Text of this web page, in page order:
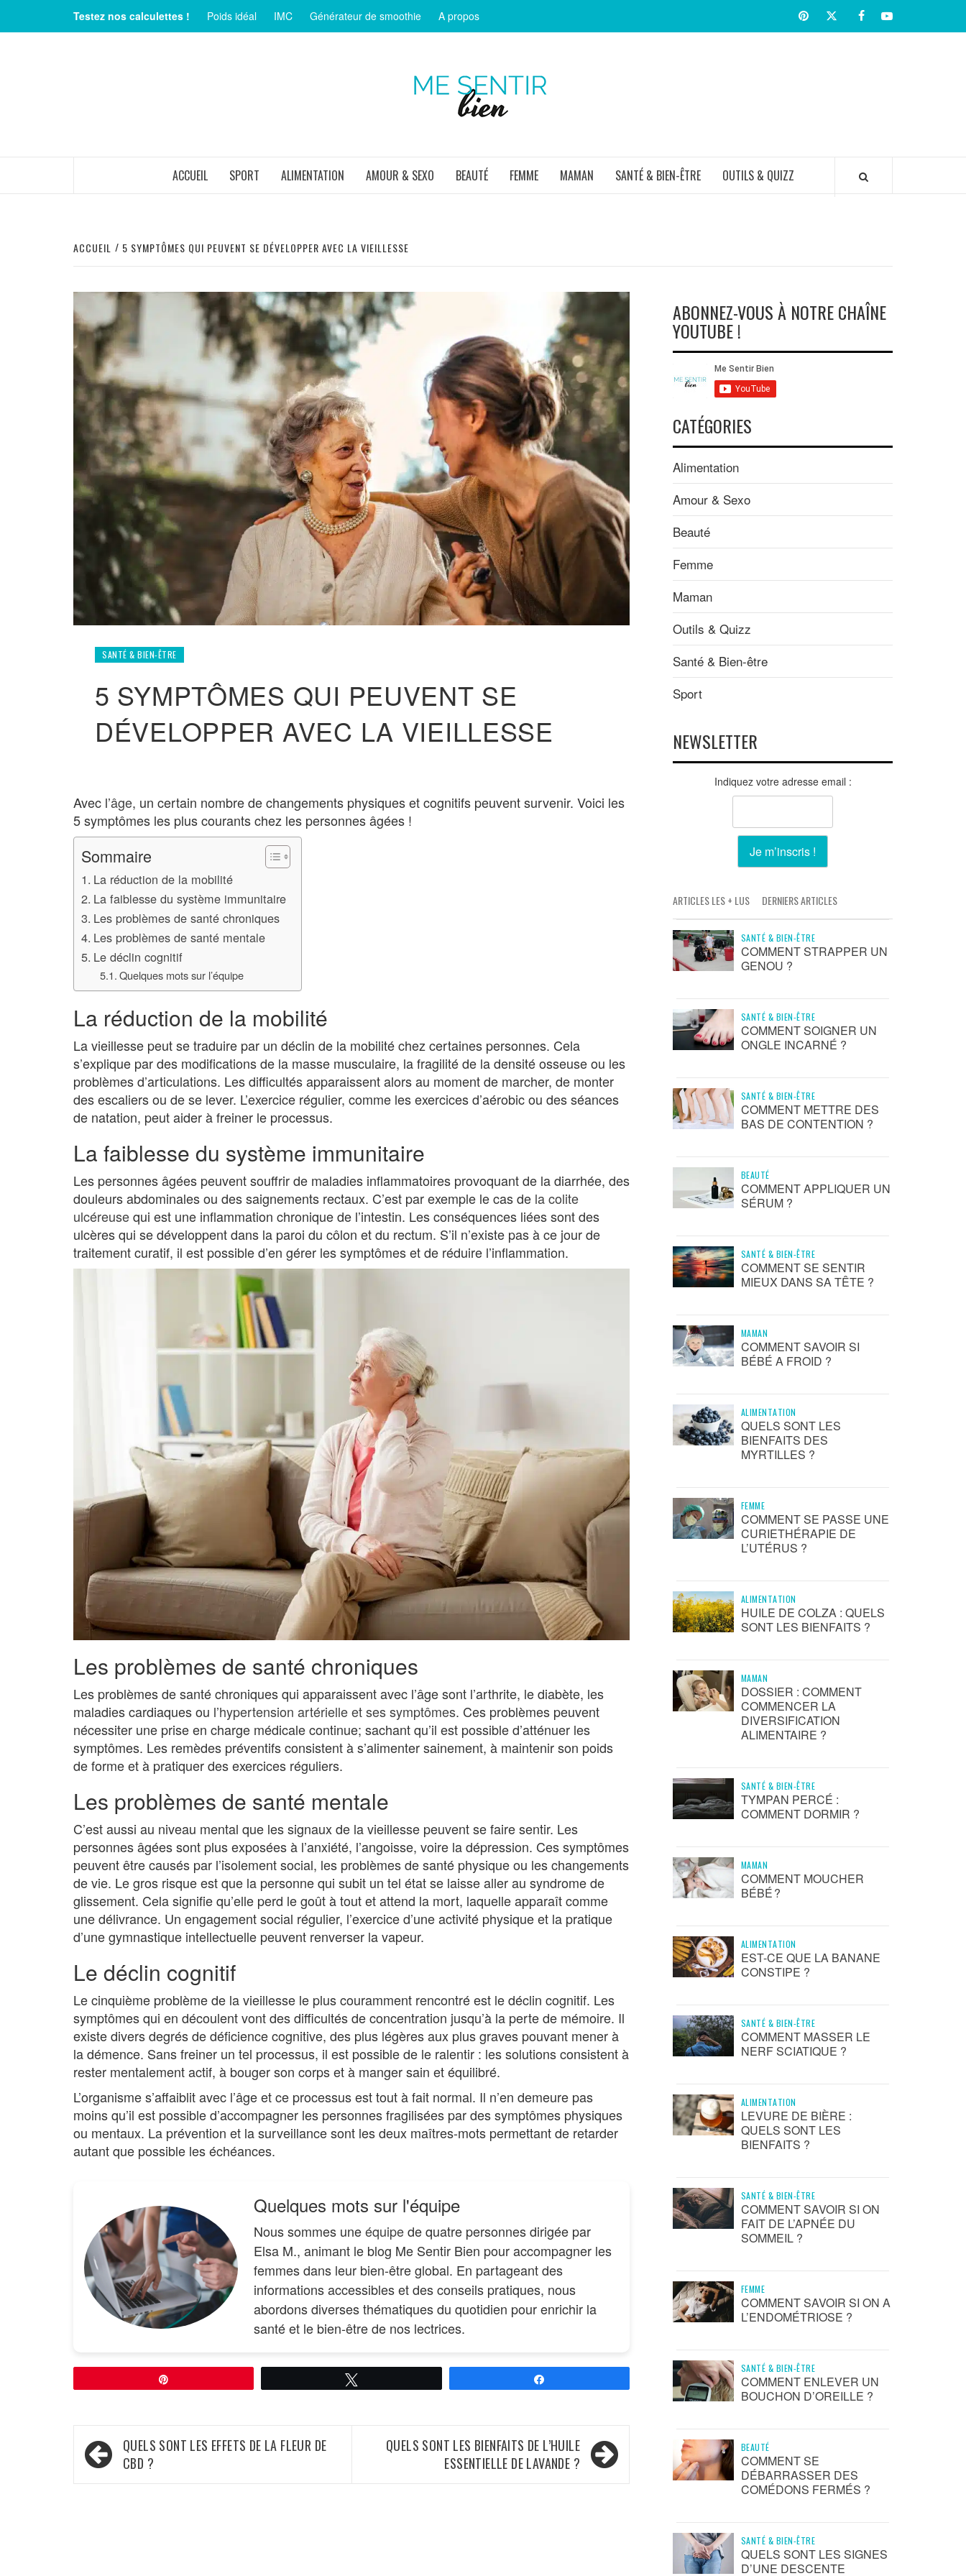
contenu
Testez nos calculettes ! Poids idéal IMC Générateur de smoothie A propos PinterestTwitter facebookYoutube
ACCUEIL SPORT ALIMENTATION AMOUR & SEXO BEAUTÉ FEMME MAMAN SANTÉ & BIEN-ÊTRE OUTILS & QUIZZ
ACCUEIL 5 SYMPTÔMES QUI PEUVENT SE DÉVELOPPER AVEC LA VIEILLESSE
SANTÉ & BIEN-ÊTRE
5 SYMPTÔMES QUI PEUVENT SE
DÉVELOPPER AVEC LA VIEILLESSE
Avec l’âge, un certain nombre de changements physiques et cognitifs peuvent survenir. Voici les
5 symptômes les plus courants chez les personnes âgées !
Sommaire
La réduction de la mobilité
La faiblesse du système immunitaire
Les problèmes de santé chroniques
Les problèmes de santé mentale
Le déclin cognitif
Quelques mots sur l’équipe
La réduction de la mobilité
La vieillesse peut se traduire par un déclin de la mobilité chez certaines personnes. Cela
s’explique par des modifications de la masse musculaire, la fragilité de la densité osseuse ou les
problèmes d’articulations. Les difficultés apparaissent alors au moment de marcher, de monter
des escaliers ou de se lever. L’exercice régulier, comme les exercices d’aérobic ou des séances
de natation, peut aider à freiner le processus.
La faiblesse du système immunitaire
Les personnes âgées peuvent souffrir de maladies inflammatoires provoquant de la diarrhée, des
douleurs abdominales ou des saignements rectaux. C’est par exemple le cas de la colite
ulcéreusequi est une inflammation chronique de l’intestin. Les conséquences liées sont des
ulcères qui se développent dans la paroi du côlon et du rectum. S’il n’existe pas à ce jour de
traitement curatif, il est possible d’en gérer les symptômes et de réduire l’inflammation.
Les problèmes de santé chroniques
Les problèmes de santé chroniques qui apparaissent avec l’âge sont l’arthrite, le diabète, les
maladies cardiaques ou l’hypertension artérielle et ses symptômes. Ces problèmes peuvent
nécessiter une prise en charge médicale continue; sachant qu’il est possible d’atténuer les
symptômes. Les remèdes préventifs consistent à s’alimenter sainement, à maintenir son poids
de forme et à pratiquer des exercices réguliers.
Les problèmes de santé mentale
C’est aussi au niveau mental que les signaux de la vieillesse peuvent se faire sentir. Les
personnes âgées sont plus exposées à l’anxiété, l’angoisse, voire la dépression. Ces symptômes
peuvent être causés par l’isolement social, les problèmes de santé physique ou les changements
de vie. Le gros risque est que la personne qui subit un tel état se laisse aller au syndrome de
glissement. Cela signifie qu’elle perd le goût à tout et attend la mort, laquelle apparaît comme
une délivrance. Un engagement social régulier, l’exercice d’une activité physique et la pratique
d’une gymnastique intellectuelle peuvent renverser la vapeur.
Le déclin cognitif
Le cinquième problème de la vieillesse le plus couramment rencontré est le déclin cognitif. Les
symptômes qui en découlent vont des difficultés de concentration jusqu’à la perte de mémoire. Il
existe divers degrés de déficience cognitive, des plus légères aux plus graves pouvant mener à
la démence. Sans freiner un tel processus, il est possible de le ralentir : les solutions consistent à
rester mentalement actif, à bouger son corps et à manger sain et équilibré.
L’organisme s’affaiblit avec l’âge et ce processus est tout à fait normal. Il n’en demeure pas
moins qu’il est possible d’accompagner les personnes fragilisées par des symptômes physiques
ou mentaux. La prévention et la surveillance sont les deux maîtres-mots permettant de retarder
autant que possible les échéances.
Quelques mots sur l'équipe
Nous sommes uneéquipede quatre personnes dirigée par
Elsa M., animant le blog Me Sentir Bien pour accompagner les
femmes dans leur bien-être global. En partageant des
informations accessibles et des conseils pratiques, nous
abordons diverses thématiques du quotidien pour enrichir la
santé et le bien-être de nos lectrices.
Navigation
de
QUELS SONT LES EFFETS DE LA FLEUR DE
CBD ?
QUELS SONT LES BIENFAITS DE L’HUILE
ESSENTIELLE DE LAVANDE ?
ABONNEZ-VOUS À NOTRE CHAÎNE
YOUTUBE !
CATÉGORIES
Alimentation
Amour & Sexo
Beauté
Femme
Maman
Outils & Quizz
Santé & Bien-être
Sport
NEWSLETTER
Indiquez votre adresse email :
ARTICLES LES + LUS DERNIERS ARTICLES
SANTÉ & BIEN-ÊTRE
COMMENT STRAPPER UN
GENOU ?
SANTÉ & BIEN-ÊTRE
COMMENT SOIGNER UN
ONGLE INCARNÉ ?
SANTÉ & BIEN-ÊTRE
COMMENT METTRE DES
BAS DE CONTENTION ?
BEAUTÉ
COMMENT APPLIQUER UN
SÉRUM ?
SANTÉ & BIEN-ÊTRE
COMMENT SE SENTIR
MIEUX DANS SA TÊTE ?
MAMAN
COMMENT SAVOIR SI
BÉBÉ A FROID ?
ALIMENTATION
QUELS SONT LES
BIENFAITS DES
MYRTILLES ?
FEMME
COMMENT SE PASSE UNE
CURIETHÉRAPIE DE
L’UTÉRUS ?
ALIMENTATION
HUILE DE COLZA : QUELS
SONT LES BIENFAITS ?
MAMAN
DOSSIER : COMMENT
COMMENCER LA
DIVERSIFICATION
ALIMENTAIRE ?
SANTÉ & BIEN-ÊTRE
TYMPAN PERCÉ :
COMMENT DORMIR ?
MAMAN
COMMENT MOUCHER
BÉBÉ ?
ALIMENTATION
EST-CE QUE LA BANANE
CONSTIPE ?
SANTÉ & BIEN-ÊTRE
COMMENT MASSER LE
NERF SCIATIQUE ?
ALIMENTATION
LEVURE DE BIÈRE :
QUELS SONT LES
BIENFAITS ?
SANTÉ & BIEN-ÊTRE
COMMENT SAVOIR SI ON
FAIT DE L’APNÉE DU
SOMMEIL ?
FEMME
COMMENT SAVOIR SI ON A
L’ENDOMÉTRIOSE ?
SANTÉ & BIEN-ÊTRE
COMMENT ENLEVER UN
BOUCHON D’OREILLE ?
BEAUTÉ
COMMENT SE
DÉBARRASSER DES
COMÉDONS FERMÉS ?
SANTÉ & BIEN-ÊTRE
QUELS SONT LES SIGNES
D’UNE DESCENTE